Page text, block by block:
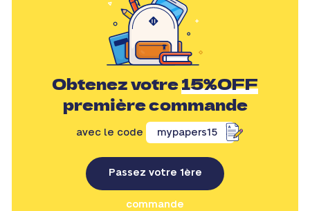
Obtenez votre15%OFF
première commande
avec le code mypapers15
Passez votre 1ère
commande